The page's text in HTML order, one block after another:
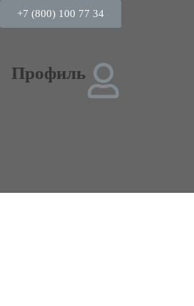
+7 (800) 100 77 34
Профиль